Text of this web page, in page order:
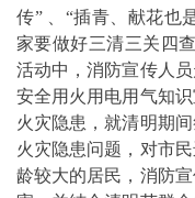
传” 、“插青、献花也
家要做好三清三关四
活动中，消防宣传人
安全用火用电用气知
火灾隐患，就清明期
火灾隐患问题，对市
龄较大的居民，消防